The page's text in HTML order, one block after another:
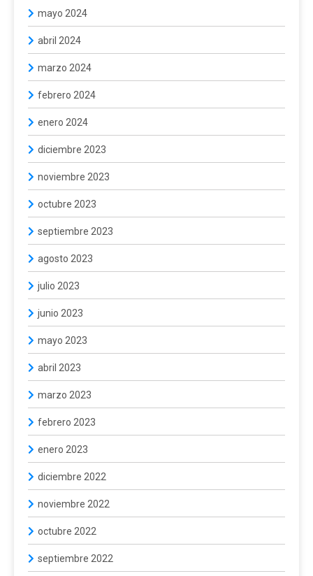
mayo 2024
abril 2024
marzo 2024
febrero 2024
enero 2024
diciembre 2023
noviembre 2023
octubre 2023
septiembre 2023
agosto 2023
julio 2023
junio 2023
mayo 2023
abril 2023
marzo 2023
febrero 2023
enero 2023
diciembre 2022
noviembre 2022
octubre 2022
septiembre 2022